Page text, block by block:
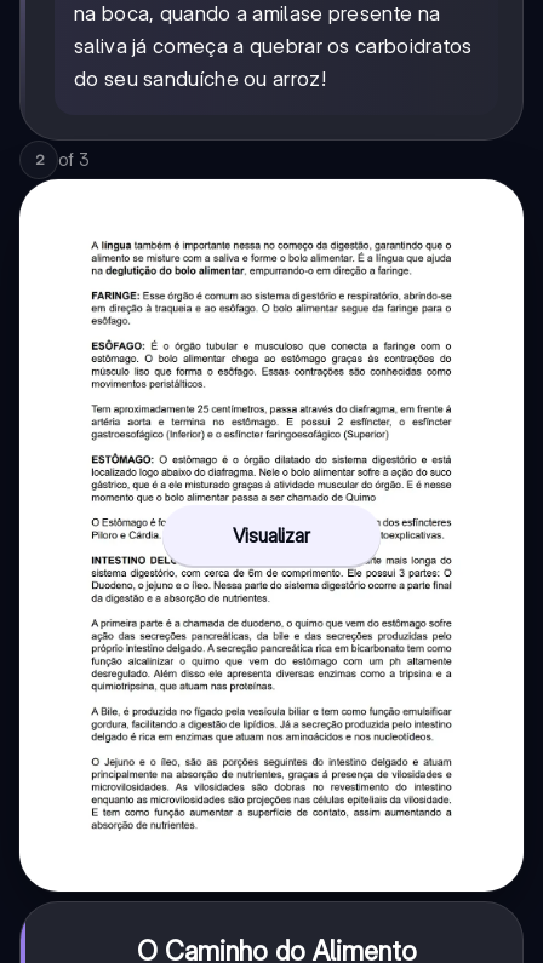
na boca, quando a amilase presente na
saliva já começa a quebrar os carboidratos
do seu sanduíche ou arroz!
2 of 3
Visualizar
O Caminho do Alimento